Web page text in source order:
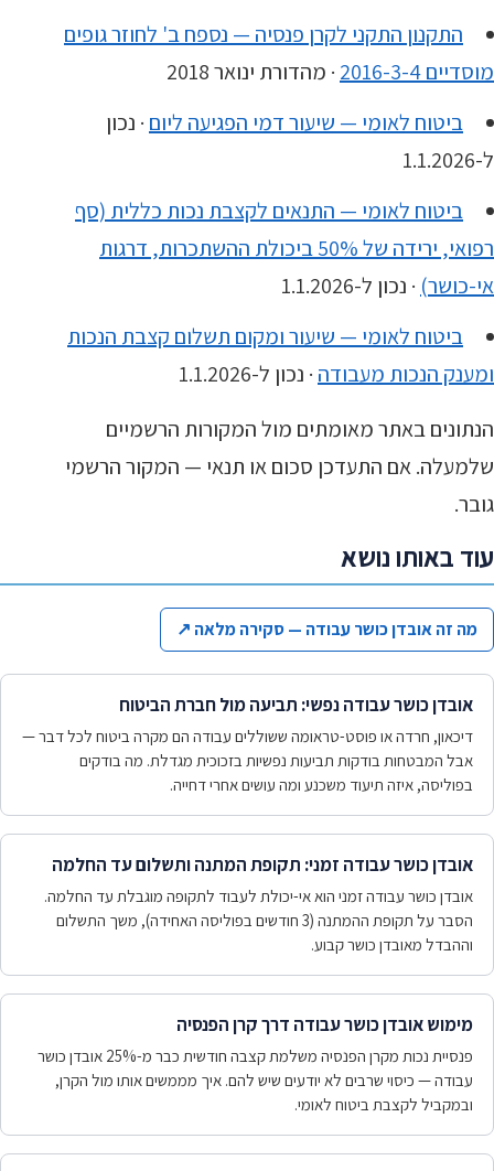
התקנון התקני לקרן פנסיה — נספח ב' לחוזר גופים
מוסדיים 2016-3-4
· מהדורת ינואר 2018
ביטוח לאומי — שיעור דמי הפגיעה ליום · נכון
ל-1.1.2026
ביטוח לאומי — התנאים לקצבת נכות כללית (סף
רפואי, ירידה של 50% ביכולת ההשתכרות, דרגות
אי-כושר) · נכון ל-1.1.2026
ביטוח לאומי — שיעור ומקום תשלום קצבת הנכות
ומענק הנכות מעבודה · נכון ל-1.1.2026
הנתונים באתר מאומתים מול המקורות הרשמיים
שלמעלה. אם התעדכן סכום או תנאי — המקור הרשמי
גובר.
עוד באותו נושא
מה זה אובדן כושר עבודה — סקירה מלאה ↗
אובדן כושר עבודה נפשי: תביעה מול חברת הביטוח
דיכאון, חרדה או פוסט-טראומה ששוללים עבודה הם מקרה ביטוח לכל דבר —
אבל המבטחות בודקות תביעות נפשיות בזכוכית מגדלת. מה בודקים
בפוליסה, איזה תיעוד משכנע ומה עושים אחרי דחייה.
אובדן כושר עבודה זמני: תקופת המתנה ותשלום עד החלמה
אובדן כושר עבודה זמני הוא אי-יכולת לעבוד לתקופה מוגבלת עד החלמה.
הסבר על תקופת ההמתנה (3 חודשים בפוליסה האחידה), משך התשלום
וההבדל מאובדן כושר קבוע.
מימוש אובדן כושר עבודה דרך קרן הפנסיה
פנסיית נכות מקרן הפנסיה משלמת קצבה חודשית כבר מ-25% אובדן כושר
עבודה — כיסוי שרבים לא יודעים שיש להם. איך מממשים אותו מול הקרן,
ובמקביל לקצבת ביטוח לאומי.